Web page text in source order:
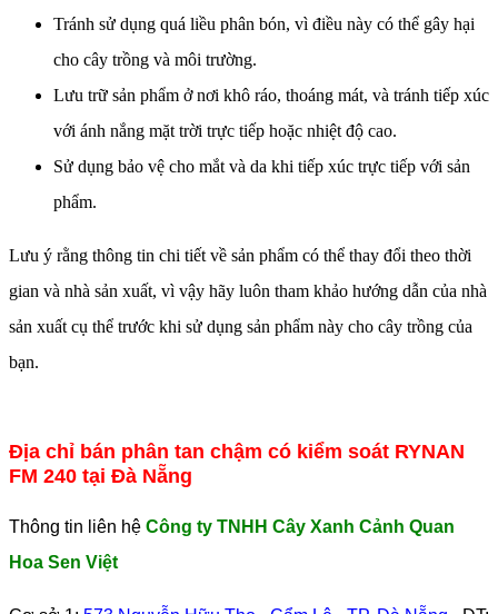
Tránh sử dụng quá liều phân bón, vì điều này có thể gây hại
cho cây trồng và môi trường.
Lưu trữ sản phẩm ở nơi khô ráo, thoáng mát, và tránh tiếp xúc
với ánh nắng mặt trời trực tiếp hoặc nhiệt độ cao.
Sử dụng bảo vệ cho mắt và da khi tiếp xúc trực tiếp với sản
phẩm.
Lưu ý rằng thông tin chi tiết về sản phẩm có thể thay đổi theo thời
gian và nhà sản xuất, vì vậy hãy luôn tham khảo hướng dẫn của nhà
sản xuất cụ thể trước khi sử dụng sản phẩm này cho cây trồng của
bạn.
Địa chỉ bán phân tan chậm có kiểm soát RYNAN
FM 240 tại Đà Nẵng
Thông tin liên hệ Công ty TNHH Cây Xanh Cảnh Quan
Hoa Sen Việt